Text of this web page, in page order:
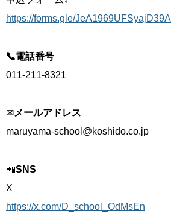
https://forms.gle/JeA1969UFSyajD39A
📞電話番号
011-211-8321
✉メールアドレス
maruyama-school@koshido.co.jp
📲SNS
X
https://x.com/D_school_OdMsEn